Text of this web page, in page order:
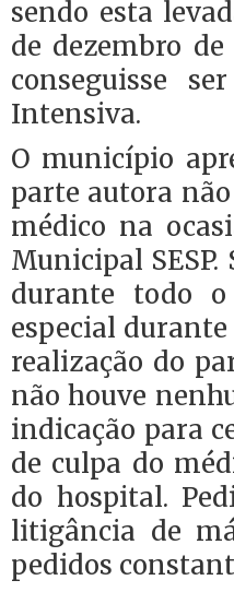
sendo esta
de dezembro
conseguisse
Intensiva.
O município
parte autora
médico na
Municipal
durante todo
especial
realização do
não houve
indicação para
de culpa do
do hospital.
litigância de
pedidos